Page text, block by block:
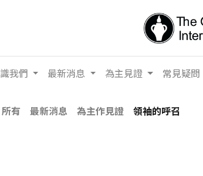
我們 最新消息 為主見證 常見疑問
所有 最新消息 為主作見證 領袖的呼召